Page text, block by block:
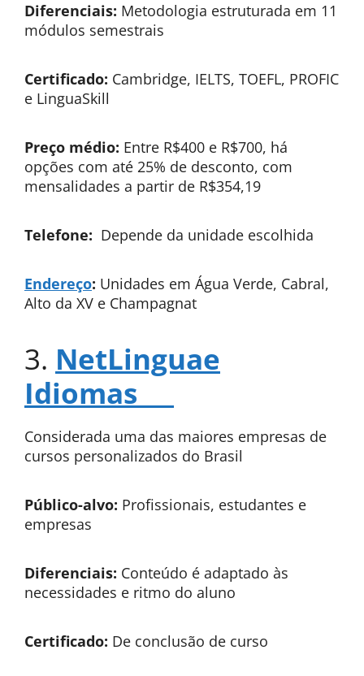
Diferenciais: Metodologia estruturada em 11
módulos semestrais
Certificado: Cambridge, IELTS, TOEFL, PROFIC
e LinguaSkill
Preço médio: Entre R$400 e R$700, há
opções com até 25% de desconto, com
mensalidades a partir de R$354,19
Telefone: Depende da unidade escolhida
Endereço: Unidades em Água Verde, Cabral,
Alto da XV e Champagnat
3. NetLinguae
Idiomas
Considerada uma das maiores empresas de
cursos personalizados do Brasil
Público-alvo: Profissionais, estudantes e
empresas
Diferenciais: Conteúdo é adaptado às
necessidades e ritmo do aluno
Certificado: De conclusão de curso